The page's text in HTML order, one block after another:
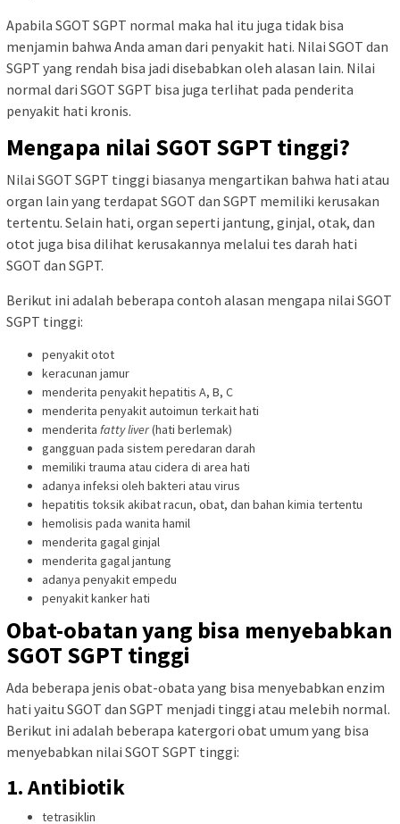
Apabila SGOT SGPT normal maka hal itu juga tidak bisa
menjamin bahwa Anda aman dari penyakit hati. Nilai SGOT dan
SGPT yang rendah bisa jadi disebabkan oleh alasan lain. Nilai
normal dari SGOT SGPT bisa juga terlihat pada penderita
penyakit hati kronis.
Mengapa nilai SGOT SGPT tinggi?
Nilai SGOT SGPT tinggi biasanya mengartikan bahwa hati atau
organ lain yang terdapat SGOT dan SGPT memiliki kerusakan
tertentu. Selain hati, organ seperti jantung, ginjal, otak, dan
otot juga bisa dilihat kerusakannya melalui tes darah hati
SGOT dan SGPT.
Berikut ini adalah beberapa contoh alasan mengapa nilai SGOT
SGPT tinggi:
penyakit otot
keracunan jamur
menderita penyakit hepatitis A, B, C
menderita penyakit autoimun terkait hati
menderita fatty liver(hati berlemak)
gangguan pada sistem peredaran darah
memiliki trauma atau cidera di area hati
adanya infeksi oleh bakteri atau virus
hepatitis toksik akibat racun, obat, dan bahan kimia tertentu
hemolisis pada wanita hamil
menderita gagal ginjal
menderita gagal jantung
adanya penyakit empedu
penyakit kanker hati
Obat-obatan yang bisa menyebabkan
SGOT SGPT tinggi
Ada beberapa jenis obat-obata yang bisa menyebabkan enzim
hati yaitu SGOT dan SGPT menjadi tinggi atau melebih normal.
Berikut ini adalah beberapa katergori obat umum yang bisa
menyebabkan nilai SGOT SGPT tinggi:
1. Antibiotik
tetrasiklin